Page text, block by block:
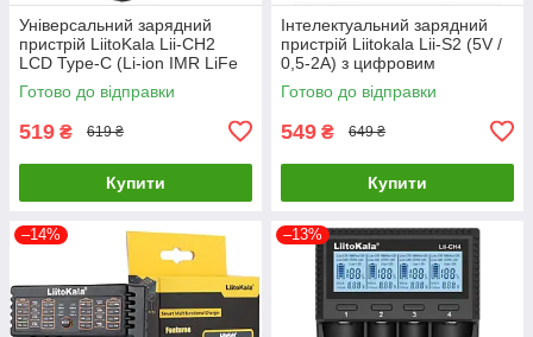
Універсальний зарядний
пристрій LiitoKala Lii-CH2
LCD Type-C (Li-ion IMR LiFe
NiMH) на 2 акумулятори
Готово до відправки
519 ₴ 619 ₴
Купити
Інтелектуальний зарядний
пристрій Liitokala Lii-S2 (5V /
0,5-2А) з цифровим
дисплеєм
Готово до відправки
549 ₴ 649 ₴
Купити
–14% –13%